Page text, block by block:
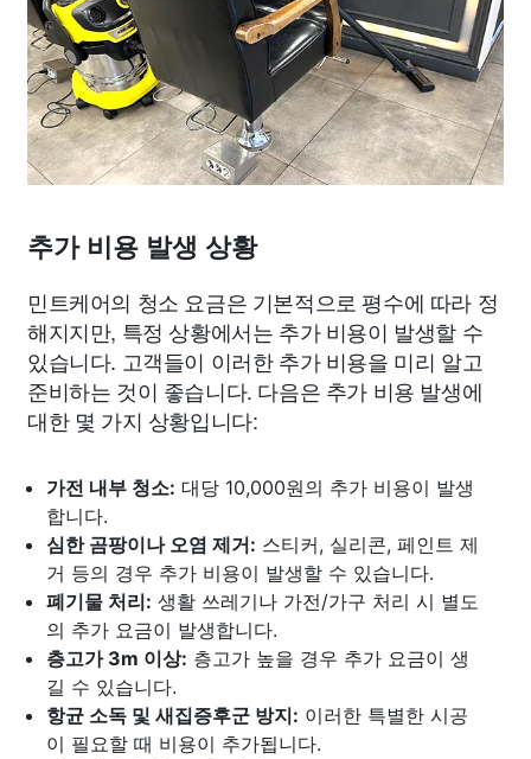
추가 비용 발생 상황
민트케어의 청소 요금은 기본적으로 평수에 따라 정
해지지만, 특정 상황에서는 추가 비용이 발생할 수
있습니다. 고객들이 이러한 추가 비용을 미리 알고
준비하는 것이 좋습니다. 다음은 추가 비용 발생에
대한 몇 가지 상황입니다:
가전 내부 청소: 대당 10,000원의 추가 비용이 발생
합니다.
심한 곰팡이나 오염 제거: 스티커, 실리콘, 페인트 제
거 등의 경우 추가 비용이 발생할 수 있습니다.
폐기물 처리: 생활 쓰레기나 가전/가구 처리 시 별도
의 추가 요금이 발생합니다.
층고가 3m 이상: 층고가 높을 경우 추가 요금이 생
길 수 있습니다.
항균 소독 및 새집증후군 방지: 이러한 특별한 시공
이 필요할 때 비용이 추가됩니다.